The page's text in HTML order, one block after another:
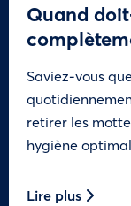
Quand
Saviez-vous
retirer les
hygiène
Lire plus